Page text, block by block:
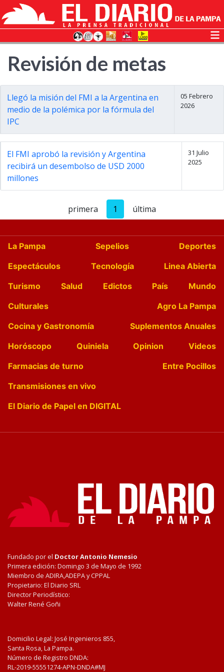
Revisión de metas
Llegó la misión del FMI a la Argentina en
medio de la polémica por la fórmula del
IPC
05 Febrero
2026
El FMI aprobó la revisión y Argentina
recibirá un desembolso de USD 2000
millones
31 Julio
2025
primera 1 última
La Pampa Sepelios
Deportes
Espectáculos
Tecnología
Linea Abierta
Turismo
Salud Edictos País
Mundo
Culturales
Agro La Pampa
Cocina y Gastronomía
Suplementos Anuales
Horóscopo
Quiniela Opinion
Videos
Farmacias de turno
Entre Pocillos
Transmisiones en vivo
El Diario de Papel en DIGITAL
Fundado por el Doctor Antonio Nemesio
Primera edición: Domingo 3 de Mayo de 1992
Miembro de ADIRA,ADEPA y CPPAL
Propietario: El Diario SRL
Director Periodístico:
Walter René Goñi
Domicilio Legal: José Ingenieros 855,
Santa Rosa, La Pampa.
Número de Registro DNDA:
RL-2019-55551274-APN-DNDA#MJ